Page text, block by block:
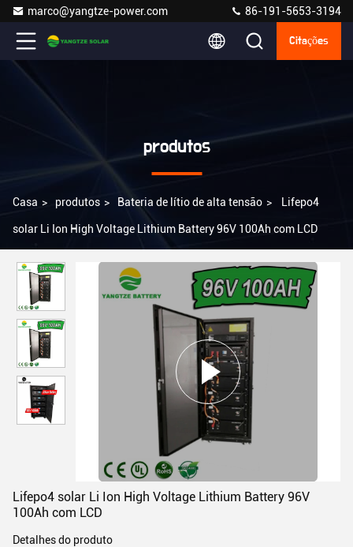
marco@yangtze-power.com 86-191-5653-3194
Citações
produtos
Casa > produtos > Bateria de lítio de alta tensão > Lifepo4
solar Li Ion High Voltage Lithium Battery 96V 100Ah com LCD
Lifepo4 solar Li Ion High Voltage Lithium Battery 96V
100Ah com LCD
Detalhes do produto